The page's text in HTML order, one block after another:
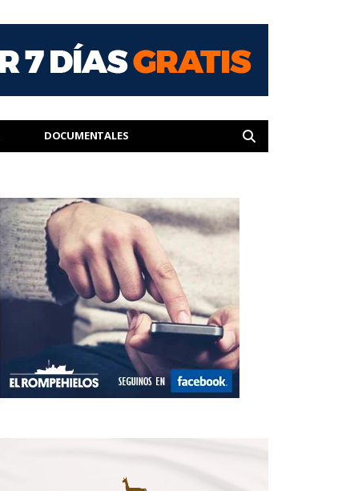
DOCUMENTALES